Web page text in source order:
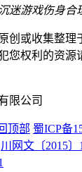
迷游戏伤身合
创或收集整理
您权利的资源
限公司
顶部 蜀ICP备
川网文〔2015〕